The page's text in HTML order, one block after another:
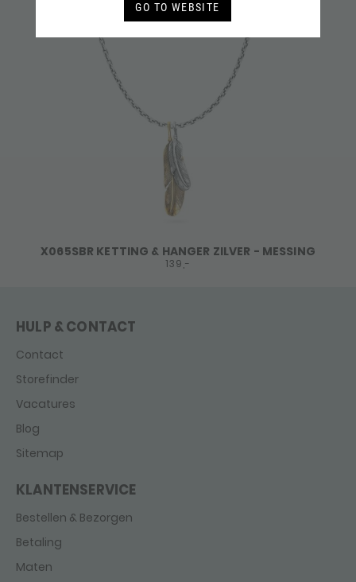
GO TO WEBSITE
X065SBR KETTING & HANGER ZILVER - MESSING
139,-
HULP & CONTACT
Contact
Storefinder
Vacatures
Blog
Sitemap
KLANTENSERVICE
Bestellen & Bezorgen
Betaling
Maten